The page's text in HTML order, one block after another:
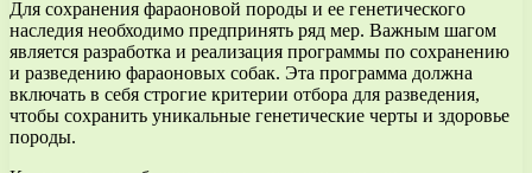
Для сохранения фараоновой породы и ее генетического
наследия необходимо предпринять ряд мер. Важным шагом
является разработка и реализация программы по сохранению
и разведению фараоновых собак. Эта программа должна
включать в себя строгие критерии отбора для разведения,
чтобы сохранить уникальные генетические черты и здоровье
породы.